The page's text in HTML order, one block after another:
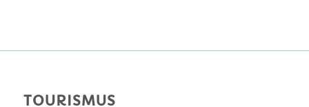
TOURISMUS